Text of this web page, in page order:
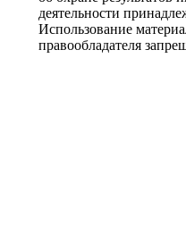
деятельности
Использование
правообладателя